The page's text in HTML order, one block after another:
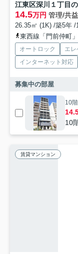
江東区深川１丁目
14.5万円 管理/共
26.35㎡ (1K) /築5年 /
東西線「門前仲町
オートロック エレ
インターネット対応
募集中の部屋
10階
10
賃貸マンション